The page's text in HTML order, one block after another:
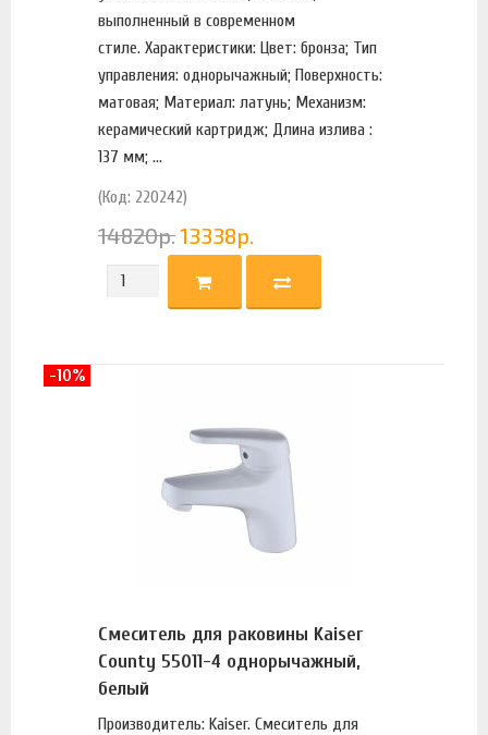
выполненный в современном
стиле. Характеристики: Цвет: бронза; Тип
управления: однорычажный; Поверхность:
матовая; Материал: латунь; Механизм:
керамический картридж; Длина излива :
137 мм; ...
(Код: 220242)
14820р.13338р.
Смеситель для раковины Kaiser
County 55011-4 однорычажный,
белый
Производитель: Kaiser. Смеситель для
-10%